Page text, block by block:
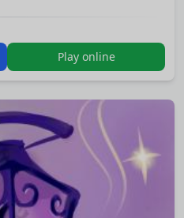
версии 1.1 от
который позволяет
ваш выбор.
открытые
тексту.
Play online